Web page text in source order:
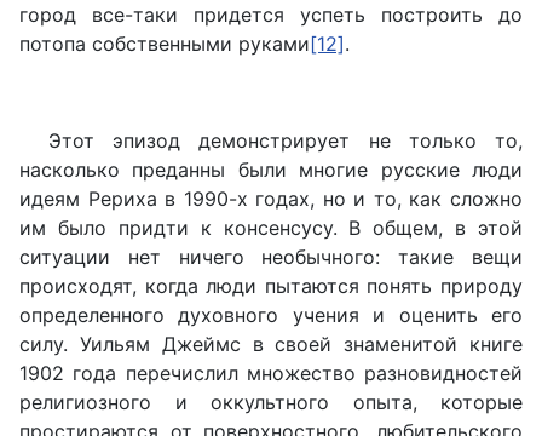
город все-таки придется успеть построить до
потопа собственными руками[12].
Этот эпизод демонстрирует не только то,
насколько преданны были многие русские люди
идеям Рериха в 1990-х годах, но и то, как сложно
им было придти к консенсусу. В общем, в этой
ситуации нет ничего необычного: такие вещи
происходят, когда люди пытаются понять природу
определенного духовного учения и оценить его
силу. Уильям Джеймс в своей знаменитой книге
1902 года перечислил множество разновидностей
религиозного и оккультного опыта, которые